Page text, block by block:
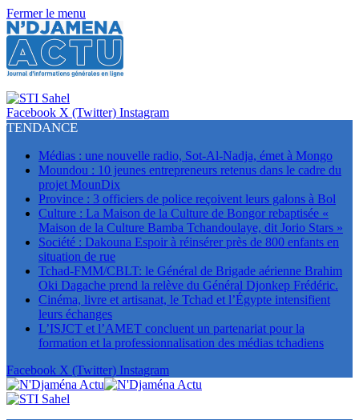
Fermer le menu
Facebook X (Twitter) Instagram
TENDANCE
Médias : une nouvelle radio, Sot-Al-Nadja, émet à Mongo
Moundou : 10 jeunes entrepreneurs retenus dans le cadre du
projet MounDix
Province : 3 officiers de police reçoivent leurs galons à Bol
Culture : La Maison de la Culture de Bongor rebaptisée «
Maison de la Culture Bamba Tchandoulaye, dit Jorio Stars »
Société : Dakouna Espoir à réinsérer près de 800 enfants en
situation de rue
Tchad-FMM/CBLT: le Général de Brigade aérienne Brahim
Oki Dagache prend la relève du Général Djonkep Frédéric.
Cinéma, livre et artisanat, le Tchad et l’Égypte intensifient
leurs échanges
L’ISJCT et l’AMET concluent un partenariat pour la
formation et la professionnalisation des médias tchadiens
Facebook X (Twitter) Instagram